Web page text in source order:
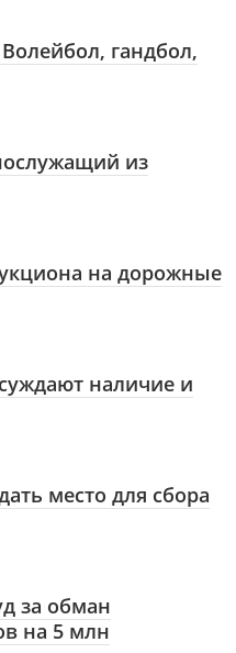
гандбол,
из
на дорожные
наличие и
место для сбора
за обман
на 5 млн